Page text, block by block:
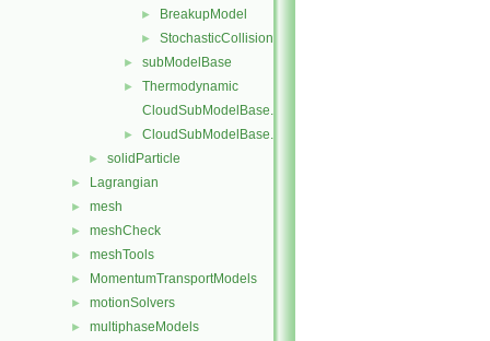
► BreakupModel
► StochasticCollision
► subModelBase
►
Thermodynamic
CloudSubModelBase.C
► CloudSubModelBase.H
► solidParticle
► Lagrangian
► mesh
► meshCheck
► meshTools
► MomentumTransportModels
► motionSolvers
► multiphaseModels